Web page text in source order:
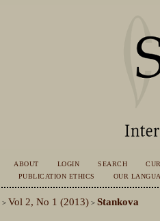
ABOUT LOGIN SEARCH
PUBLICATION ETHICS OUR
> Vol 2, No 1 (2013) >Stankova